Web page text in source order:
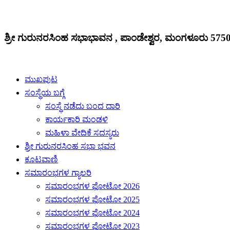
ಶ್ರೀ ಗುರುನರಸಿಂಹ ಸಭಾಭಾವನ , ಪಾಂಡೇಶ್ವರ, ಮಂಗಳೂರು
ಮುಖಪುಟ
ಸಂಸ್ಥೆಯ ಬಗ್ಗೆ
ಸಂಸ್ಥೆ ನಡೆದು ಬಂದ ದಾರಿ
ಕಾರ್ಯಕಾರಿ ಮಂಡಳಿ
ಮಹಿಳಾ ವೇದಿಕೆ ಸದಸ್ಯರು
ಶ್ರೀ ಗುರುನರಸಿಂಹ ಸಭಾ ಭವನ
ಕೂಟವಾಣಿ
ಸಮಾರಂಭಗಳ ಗ್ಯಾಲರಿ
ಸಮಾರಂಭಗಳ ಫೋಟೋ 2026
ಸಮಾರಂಭಗಳ ಫೋಟೋ 2025
ಸಮಾರಂಭಗಳ ಫೋಟೋ 2024
ಸಮಾರಂಭಗಳ ಫೋಟೋ 2023